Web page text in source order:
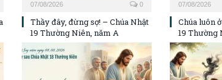
07/08/2026 0
Thầy đây, đừng sợ! – Chúa Nhật
19 Thường Niên, năm A
07/08/2026
Chúa luôn
19 Thường